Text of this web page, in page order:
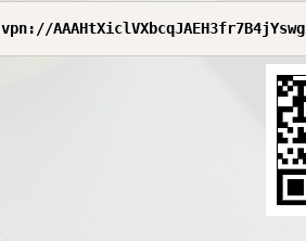
vpn://